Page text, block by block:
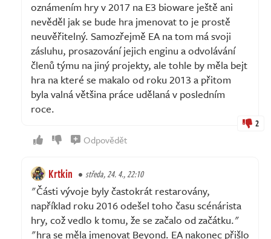
oznámením hry v 2017 na E3 bioware ještě ani
nevěděl jak se bude hra jmenovat to je prostě
neuvěřitelný. Samozřejmě EA na tom má svoji
zásluhu, prosazování jejich enginu a odvolávání
členů týmu na jiný projekty, ale tohle by měla bejt
hra na které se makalo od roku 2013 a přitom
byla valná většina práce udělaná v posledním
roce.
2
Odpovědět
Krtkin středa, 24. 4., 22:10
"Části vývoje byly častokrát restarovány,
například roku 2016 odešel toho času scénárista
hry, což vedlo k tomu, že se začalo od začátku."
"hra se měla jmenovat Beyond. EA nakonec přišlo